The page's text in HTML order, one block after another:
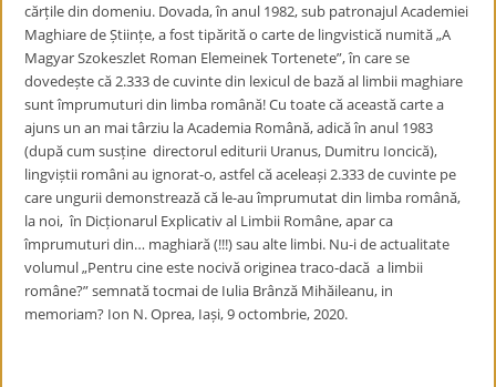
cărțile din domeniu. Dovada, în anul 1982, sub patronajul Academiei
Maghiare de Științe, a fost tipărită o carte de lingvistică numită „A
Magyar Szokeszlet Roman Elemeinek Tortenete”, în care se
dovedește că 2.333 de cuvinte din lexicul de bază al limbii maghiare
sunt împrumuturi din limba română! Cu toate că această carte a
ajuns un an mai târziu la Academia Română, adică în anul 1983
(după cum susține directorul editurii Uranus, Dumitru Ioncică),
lingviștii români au ignorat-o, astfel că aceleași 2.333 de cuvinte pe
care ungurii demonstrează că le-au împrumutat din limba română,
la noi, în Dicționarul Explicativ al Limbii Române, apar ca
împrumuturi din… maghiară (!!!) sau alte limbi. Nu-i de actualitate
volumul „Pentru cine este nocivă originea traco-dacă a limbii
române?” semnată tocmai de Iulia Brânză Mihăileanu, in
memoriam? Ion N. Oprea, Iași, 9 octombrie, 2020.